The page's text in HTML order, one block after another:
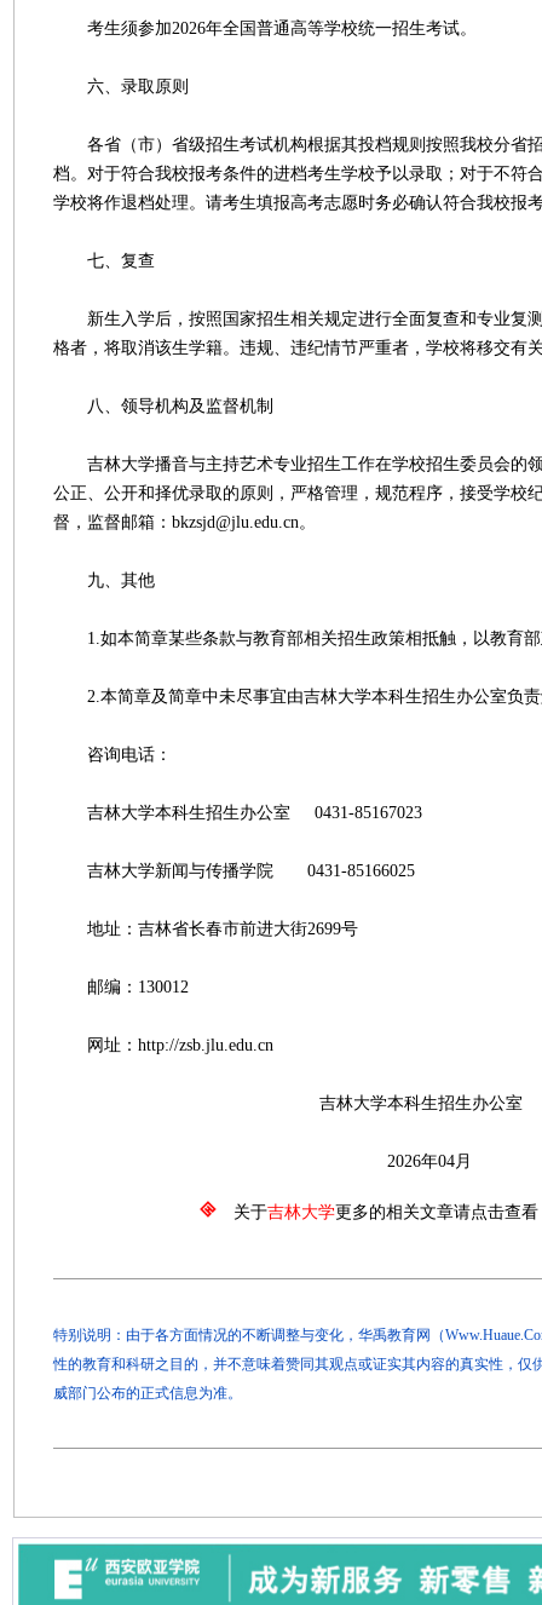
考生须参加2026年全国普通高等学校统一招生考试。
六、录取原则
各省（市）省级招生考试机构根据其投档规则按照我校分省
档。对于符合我校报考条件的进档考生学校予以录取；对于不符
学校将作退档处理。请考生填报高考志愿时务必确认符合我校报
七、复查
新生入学后，按照国家招生相关规定进行全面复查和专业复
格者，将取消该生学籍。违规、违纪情节严重者，学校将移交有
八、领导机构及监督机制
吉林大学播音与主持艺术专业招生工作在学校招生委员会的
公正、公开和择优录取的原则，严格管理，规范程序，接受学校
督，监督邮箱：bkzsjd@jlu.edu.cn。
九、其他
1.如本简章某些条款与教育部相关招生政策相抵触，以教育部
2.本简章及简章中未尽事宜由吉林大学本科生招生办公室负
咨询电话：
吉林大学本科生招生办公室 0431-85167023
吉林大学新闻与传播学院 0431-85166025
地址：吉林省长春市前进大街2699号
邮编：130012
网址：http://zsb.jlu.edu.cn
吉林大学本科生招生办公室
2026年04月
关于吉林大学更多的相关文章请点击查看
特别说明：由于各方面情况的不断调整与变化，华禹教育网（
性的教育和科研之目的，并不意味着赞同其观点或证实其内容的真实性，仅
威部门公布的正式信息为准。